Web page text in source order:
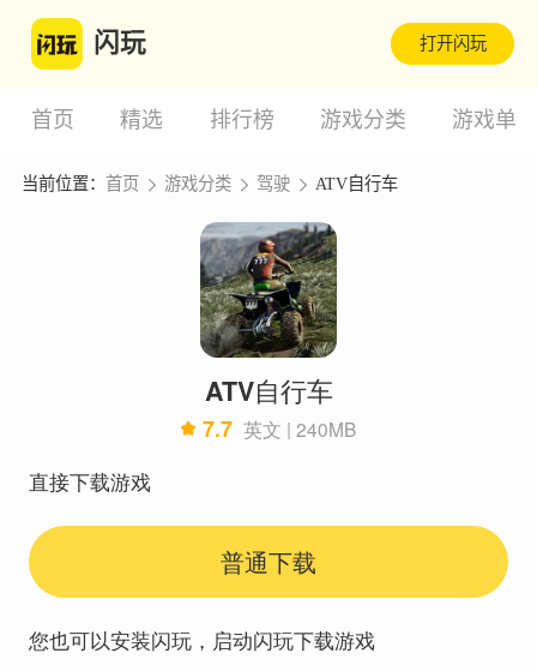
闪玩 打开闪玩
首页 精选 排行榜 游戏分类 游戏单
当前位置： 首页 游戏分类 驾驶 ATV自行车
ATV自行车
7.7 英文 | 240MB
直接下载游戏
普通下载
您也可以安装闪玩，启动闪玩下载游戏